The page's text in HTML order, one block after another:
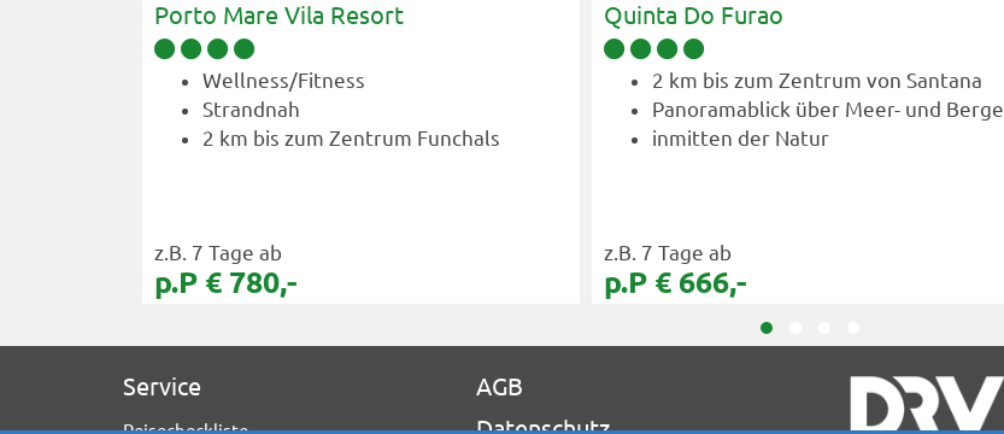
Porto Mare Vila Resort
Wellness/Fitness
Strandnah
2 km bis zum Zentrum Funchals
z.B. 7 Tage ab
p.P € 780,-
Quinta Do Furao
2 km bis zum Zentrum von Santana
Panoramablick über Meer- und Berge
inmitten der Natur
z.B. 7 Tage ab
p.P € 666,-
Service
AGB